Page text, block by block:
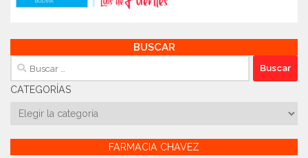
BUSCAR
Buscar:
CATEGORÍAS
Categorías
FARMACIA CHAVEZ